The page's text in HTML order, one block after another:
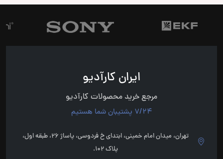
ایران کارآدیو
مرجع خرید محصولات کارآدیو
7/24 پشتیبان شما هستیم
تهران، میدان امام خمینی، ابتدای خ فردوسی، پاساژ 26، طبقه اول،
پلاک 102.